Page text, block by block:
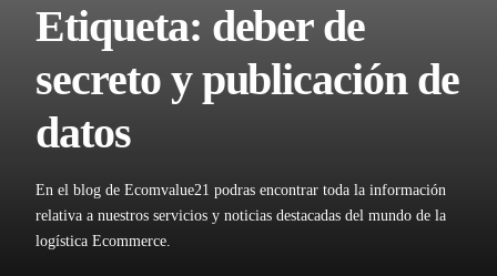
Etiqueta: deber de
secreto y publicación de
datos
En el blog de Ecomvalue21 podras encontrar toda la información
relativa a nuestros servicios y noticias destacadas del mundo de la
logística Ecommerce.
Valor añadido
Contacta